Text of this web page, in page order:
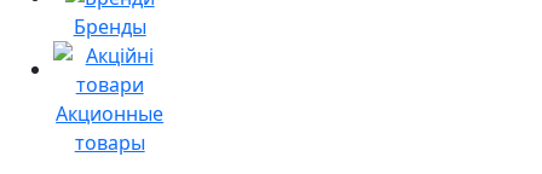
Бренды
Акционные
товары